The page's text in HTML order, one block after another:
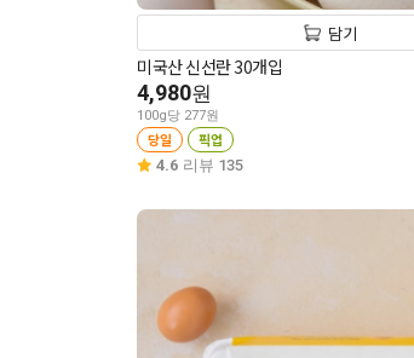
담기
미국산 신선란 30개입
4,980원
100g당 277원
당일 픽업
4.6 리뷰 135